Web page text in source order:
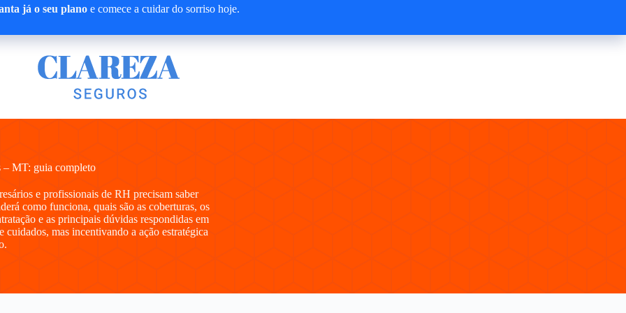
já o seu planoe comece a cuidar do sorriso hoje.
– MT: guia completo
e profissionais de RH precisam saber
como funciona, quais são as coberturas, os
e as principais dúvidas respondidas em
mas incentivando a ação estratégica